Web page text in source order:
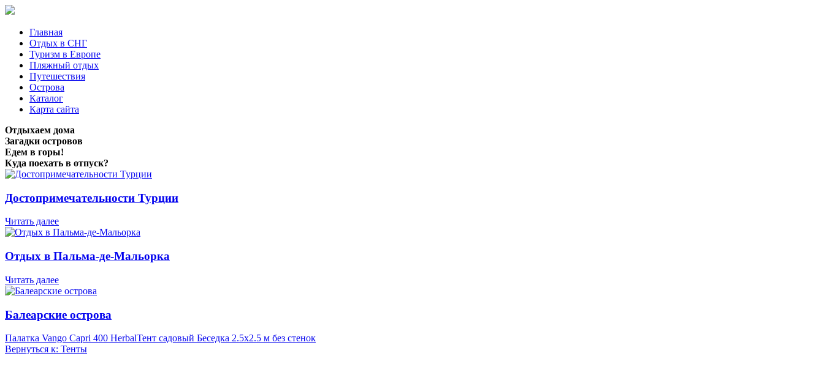
Главная
Отдых в СНГ
Туризм в Европе
Пляжный отдых
Путешествия
Острова
Каталог
Карта сайта
Отдыхаем дома
Загадки островов
Едем в горы!
Куда поехать в отпуск?
Достопримечательности Турции
Читать далее
Отдых в Пальма-де-Мальорка
Читать далее
Балеарские острова
Палатка Vango Capri 400 HerbalТент садовый Беседка 2.5х2.5 м без стенок
Вернуться к: Тенты